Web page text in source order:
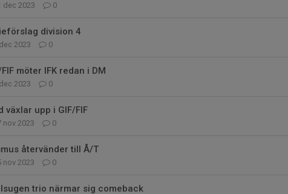
dec 2023 0
division 4
2023 0
FIF möter IFK redan i DM
2023 0
växlar upp i GIF/FIF
nov 2023 0
återvänder till Å/T
nov 2023 0
trio närmar sig comeback